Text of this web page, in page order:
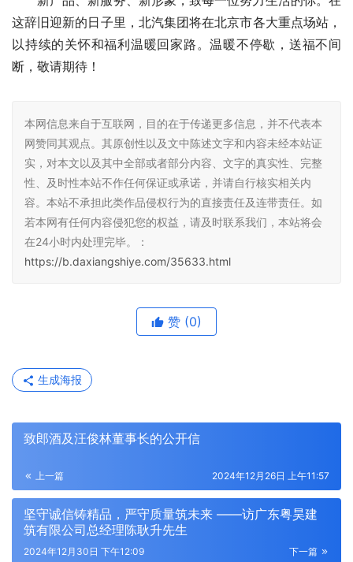
这辞旧迎新的日子里，北汽集团将在北京市各大重点场站，
以持续的关怀和福利温暖回家路。温暖不停歇，送福不间
断，敬请期待！
本网信息来自于互联网，目的在于传递更多信息，并不代表本
网赞同其观点。其原创性以及文中陈述文字和内容未经本站证
实，对本文以及其中全部或者部分内容、文字的真实性、完整
性、及时性本站不作任何保证或承诺，并请自行核实相关内
容。本站不承担此类作品侵权行为的直接责任及连带责任。如
若本网有任何内容侵犯您的权益，请及时联系我们，本站将会
在24小时内处理完毕。：
https://b.daxiangshiye.com/35633.html
赞 (0)
生成海报
致郎酒及汪俊林董事长的公开信
上一篇 2024年12月26日 上午11:57
坚守诚信铸精品，严守质量筑未来 ——访广东粤昊建
筑有限公司总经理陈耿升先生
下一篇
2024年12月30日 下午12:09